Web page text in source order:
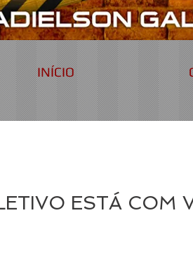
INÍCIO
ESTÁ COM